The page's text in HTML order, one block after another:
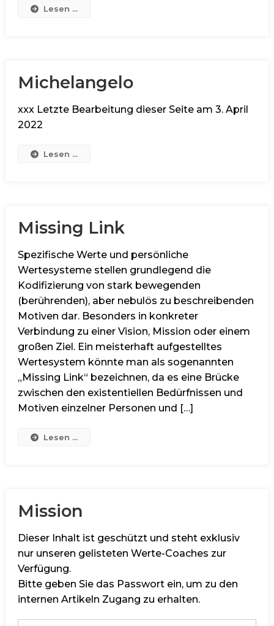
Lesen ...
Michelangelo
xxx Letzte Bearbeitung dieser Seite am 3. April
2022
Lesen ...
Missing Link
Spezifische Werte und persönliche
Wertesysteme stellen grundlegend die
Kodifizierung von stark bewegenden
(berührenden), aber nebulös zu beschreibenden
Motiven dar. Besonders in konkreter
Verbindung zu einer Vision, Mission oder einem
großen Ziel. Ein meisterhaft aufgestelltes
Wertesystem könnte man als sogenannten
„Missing Link“ bezeichnen, da es eine Brücke
zwischen den existentiellen Bedürfnissen und
Motiven einzelner Personen und […]
Lesen ...
Mission
Dieser Inhalt ist geschützt und steht exklusiv
nur unseren gelisteten Werte-Coaches zur
Verfügung.
Bitte geben Sie das Passwort ein, um zu den
internen Artikeln Zugang zu erhalten.